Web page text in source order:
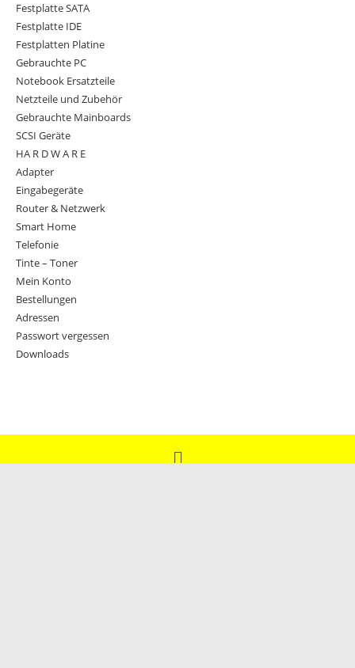
Festplatte SATA
Festplatte IDE
Festplatten Platine
Gebrauchte PC
Notebook Ersatzteile
Netzteile und Zubehör
Gebrauchte Mainboards
SCSI Geräte
HA R D W A R E
Adapter
Eingabegeräte
Router & Netzwerk
Smart Home
Telefonie
Tinte – Toner
Mein Konto
Bestellungen
Adressen
Passwort vergessen
Downloads